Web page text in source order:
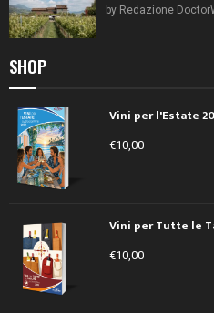
by Redazione
SHOP
Vini per l'Estate
€10,00
Vini per Tutte le
€10,00